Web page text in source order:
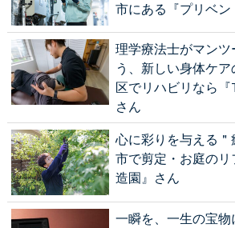
市にある『プリベン
理学療法士がマン
う、新しい身体ケ
区でリハビリなら『
さん
心に彩りを与える＂
市で剪定・お庭の
造園』さん
一瞬を、一生の宝